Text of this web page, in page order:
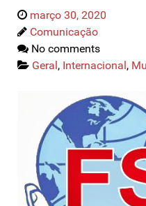
março 30, 2020
Comunicação
No comments
Geral, Internacional,